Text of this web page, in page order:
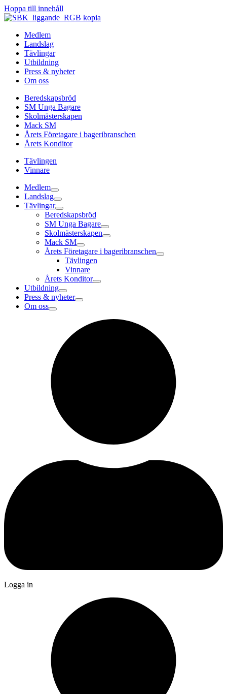
Hoppa till innehåll
Medlem
Landslag
Tävlingar
Utbildning
Press & nyheter
Om oss
Beredskapsbröd
SM Unga Bagare
Skolmästerskapen
Mack SM
Årets Företagare i bageribranschen
Årets Konditor
Tävlingen
Vinnare
Medlem
Landslag
Tävlingar
Beredskapsbröd
SM Unga Bagare
Skolmästerskapen
Mack SM
Årets Företagare i bageribranschen
Tävlingen
Vinnare
Årets Konditor
Utbildning
Press & nyheter
Om oss
Logga in